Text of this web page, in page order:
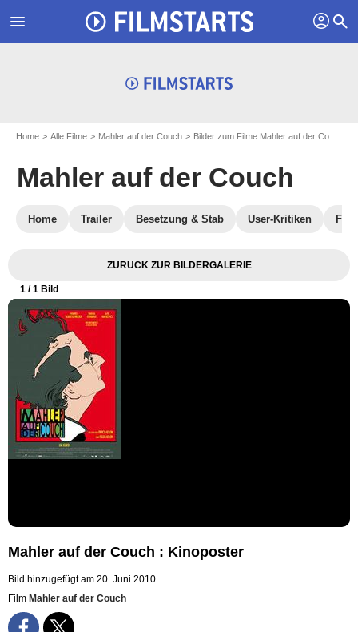
menu profil search
Home Alle Filme Mahler auf der Couch Bilder zum Filme Mahler auf der Couch
Mahler auf der Couch
Home Trailer Besetzung & Stab User-Kritiken
ZURÜCK ZUR BILDERGALERIE
1 / 1 Bild
Mahler auf der Couch : Kinoposter
Bild hinzugefügt am 20. Juni 2010
Film Mahler auf der Couch